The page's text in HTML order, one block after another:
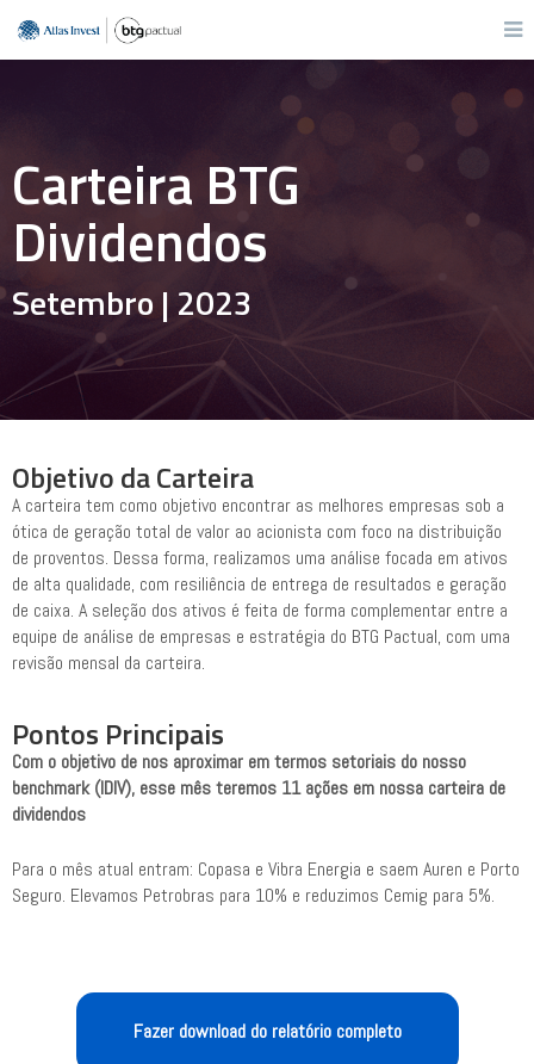
Carteira BTG
Dividendos
Setembro | 2023
Objetivo da Carteira
A carteira tem como objetivo encontrar as melhores empresas sob a
ótica de geração total de valor ao acionista com foco na distribuição
de proventos. Dessa forma, realizamos uma análise focada em ativos
de alta qualidade, com resiliência de entrega de resultados e geração
de caixa. A seleção dos ativos é feita de forma complementar entre a
equipe de análise de empresas e estratégia do BTG Pactual, com uma
revisão mensal da carteira.
Pontos Principais
Com o objetivo de nos aproximar em termos setoriais do nosso
benchmark (IDIV), esse mês teremos 11 ações em nossa carteira de
dividendos
Para o mês atual entram: Copasa e Vibra Energia e saem Auren e Porto
Seguro. Elevamos Petrobras para 10% e reduzimos Cemig para 5%.
Fazer download do relatório completo